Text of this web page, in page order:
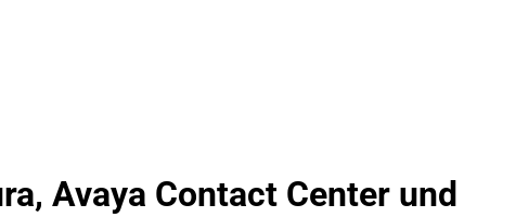
Avaya Contact Center und